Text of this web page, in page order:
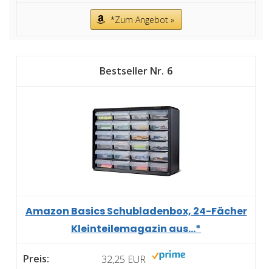
*Zum Angebot »
6
Amazon Basics Schubladenbox, 24-Fächer
Kleinteilemagazin aus...*
32,25 EUR